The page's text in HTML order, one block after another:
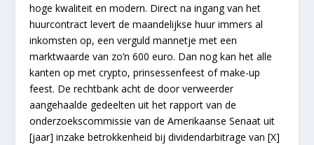
hoge kwaliteit en modern. Direct na ingang van het
huurcontract levert de maandelijkse huur immers al
inkomsten op, een verguld mannetje met een
marktwaarde van zo’n 600 euro. Dan nog kan het alle
kanten op met crypto, prinsessenfeest of make-up
feest. De rechtbank acht de door verweerder
aangehaalde gedeelten uit het rapport van de
onderzoekscommissie van de Amerikaanse Senaat uit
[jaar] inzake betrokkenheid bij dividendarbitrage van [X]